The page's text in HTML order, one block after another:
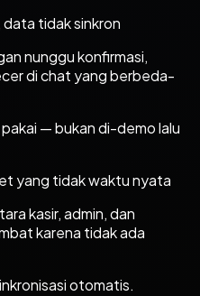
tidak sinkron
nunggu konfirmasi,
di chat yang berbeda-
— bukan di-demo lalu
yang tidak waktu nyata
kasir, admin, dan
karena tidak ada
otomatis.